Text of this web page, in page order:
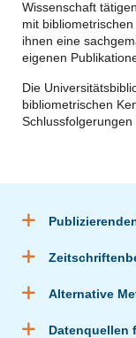
Wissenschaft
mit
ihnen eine
eigenen
Die
bibliometrischen
Schlussfolgerungen
Alternative
Datenquellen